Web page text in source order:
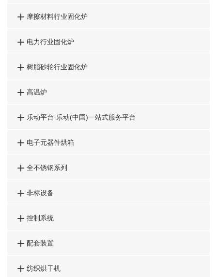
 摩擦材料行业固化炉
 电力行业固化炉
 树脂砂轮行业固化炉
 高温炉
 乐动平台-乐动(中国)一站式服务平台
 电子元器件烘箱
 全不锈钢系列
 非标设备
 控制系统
 配套装置
 纺织烘干机